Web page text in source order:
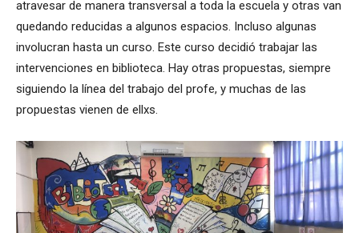
atravesar de manera transversal a toda la escuela y otras van
quedando reducidas a algunos espacios. Incluso algunas
involucran hasta un curso. Este curso decidió trabajar las
intervenciones en biblioteca. Hay otras propuestas, siempre
siguiendo la línea del trabajo del profe, y muchas de las
propuestas vienen de ellxs.